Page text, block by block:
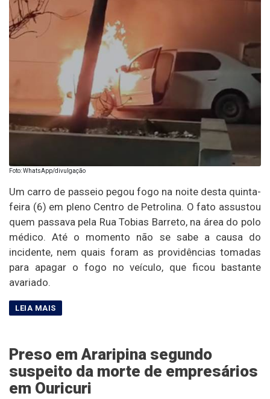
Foto: WhatsApp/divulgação
Um carro de passeio pegou fogo na noite desta quinta-
feira (6) em pleno Centro de Petrolina. O fato assustou
quem passava pela Rua Tobias Barreto, na área do polo
médico. Até o momento não se sabe a causa do
incidente, nem quais foram as providências tomadas
para apagar o fogo no veículo, que ficou bastante
avariado.
Preso em Araripina segundo
suspeito da morte de empresários
em Ouricuri